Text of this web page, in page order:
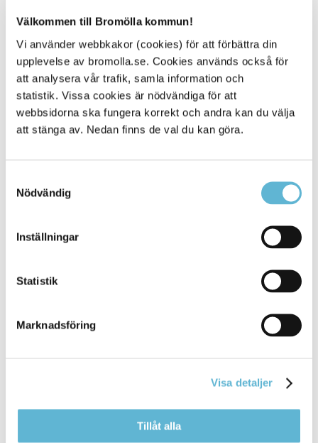
Välkommen till Bromölla kommun!
Vi använder webbkakor (cookies) för att förbättra din
upplevelse av bromolla.se. Cookies används också för
att analysera vår trafik, samla information och
statistik. Vissa cookies är nödvändiga för att
webbsidorna ska fungera korrekt och andra kan du välja
att stänga av. Nedan finns de val du kan göra.
Nödvändig
Inställningar
Statistik
Marknadsföring
Visa detaljer
Tillåt alla
Relaterad information
Lag (2016:1145) om offentlig upphandling
Offentlig upphandling - Konkurrensverket
Inköps- och upphandlingsverksamheten
Emelie Klanjcic
emelie.klanjcic@ostragoinge.se
den 1 July 2026